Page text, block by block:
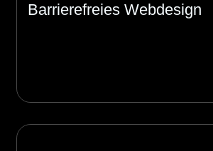
Barrierefreies Webdesign